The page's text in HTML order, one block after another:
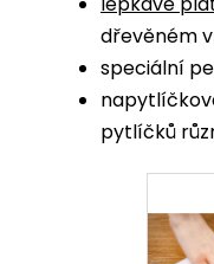
dřevěném
speciální
pytlíčků